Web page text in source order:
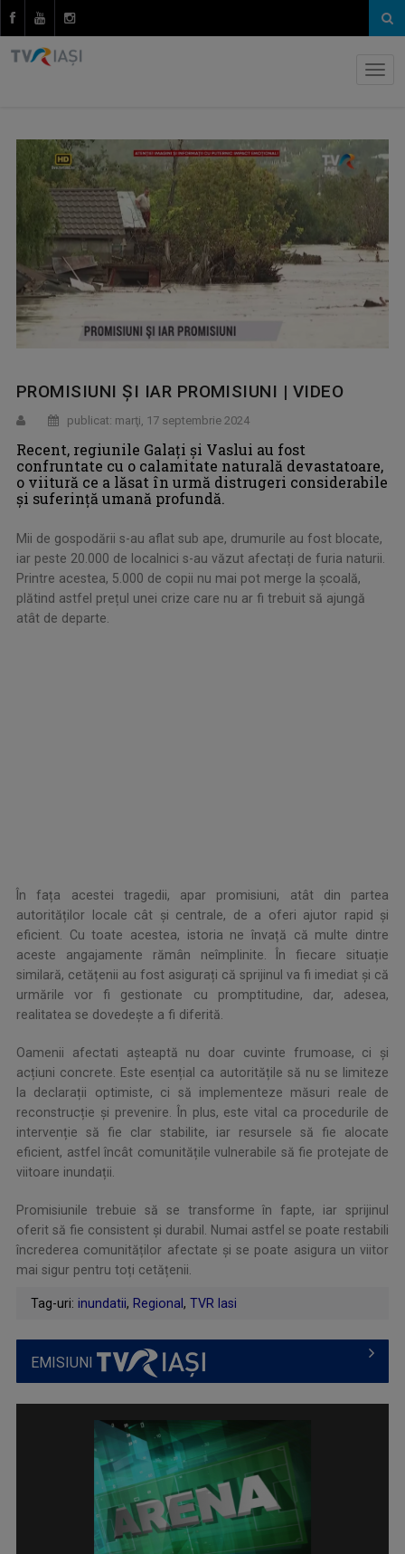
PROMISIUNI ȘI IAR PROMISIUNI | VIDEO
publicat: marţi, 17 septembrie 2024
Recent, regiunile Galați și Vaslui au fost
confruntate cu o calamitate naturală devastatoare,
o viitură ce a lăsat în urmă distrugeri considerabile
și suferință umană profundă.
Mii de gospodării s-au aflat sub ape, drumurile au fost blocate,
iar peste 20.000 de localnici s-au văzut afectați de furia naturii.
Printre acestea, 5.000 de copii nu mai pot merge la școală,
plătind astfel prețul unei crize care nu ar fi trebuit să ajungă
atât de departe.
În fața acestei tragedii, apar promisiuni, atât din partea
autorităților locale cât și centrale, de a oferi ajutor rapid și
eficient. Cu toate acestea, istoria ne învață că multe dintre
aceste angajamente rămân neîmplinite. În fiecare situație
similară, cetățenii au fost asigurați că sprijinul va fi imediat și că
urmările vor fi gestionate cu promptitudine, dar, adesea,
realitatea se dovedește a fi diferită.
Oamenii afectati așteaptă nu doar cuvinte frumoase, ci și
acțiuni concrete. Este esențial ca autoritățile să nu se limiteze
la declarații optimiste, ci să implementeze măsuri reale de
reconstrucție și prevenire. În plus, este vital ca procedurile de
intervenție să fie clar stabilite, iar resursele să fie alocate
eficient, astfel încât comunitățile vulnerabile să fie protejate de
viitoare inundații.
Promisiunile trebuie să se transforme în fapte, iar sprijinul
oferit să fie consistent și durabil. Numai astfel se poate restabili
încrederea comunităților afectate și se poate asigura un viitor
mai sigur pentru toți cetățenii.
Tag-uri: inundatii, Regional, TVR Iasi
EMISIUNI